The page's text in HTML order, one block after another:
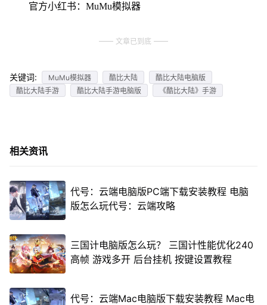
官方小红书：MuMu模拟器
文章已到底
关键词: MuMu模拟器 酷比大陆
酷比大陆电脑版
酷比大陆手游
酷比大陆手游电脑版 《酷比大陆》手游
相关资讯
代号：云端电脑版PC端下载安装教程 电脑
版怎么玩代号：云端攻略
三国计电脑版怎么玩？ 三国计性能优化240
高帧 游戏多开 后台挂机 按键设置教程
代号：云端Mac电脑版下载安装教程 Mac电